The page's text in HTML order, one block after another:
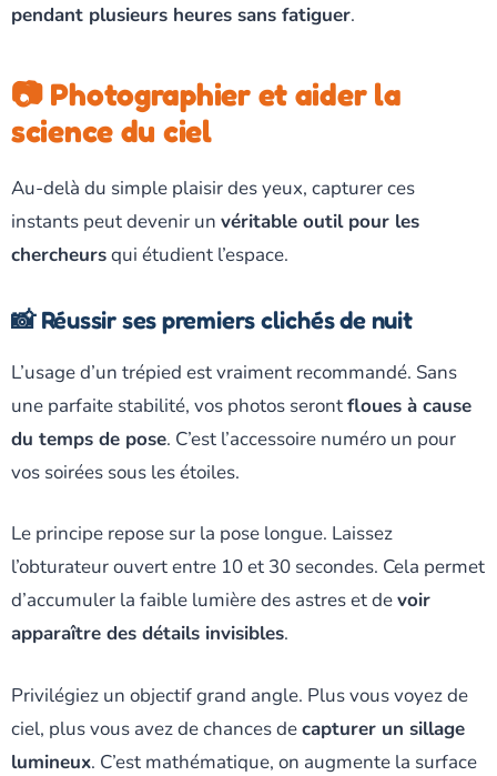
pendant plusieurs heures sans fatiguer.
📷 Photographier et aider la
science du ciel
Au-delà du simple plaisir des yeux, capturer ces
instants peut devenir un véritable outil pour les
chercheursqui étudient l’espace.
📸 Réussir ses premiers clichés de nuit
L’usage d’un trépied est vraiment recommandé. Sans
une parfaite stabilité, vos photos serontfloues à cause
du temps de pose. C’est l’accessoire numéro un pour
vos soirées sous les étoiles.
Le principe repose sur la pose longue. Laissez
l’obturateur ouvert entre 10 et 30 secondes. Cela permet
d’accumuler la faible lumière des astres et devoir
apparaître des détails invisibles.
Privilégiez un objectif grand angle. Plus vous voyez de
ciel, plus vous avez de chances decapturer un sillage
lumineux. C’est mathématique, on augmente la surface